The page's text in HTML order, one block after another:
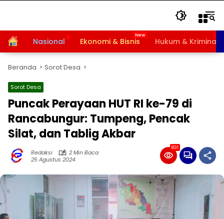
HomeNasional Ekonomi & Bisnis Hukum & Kriminal
Beranda Sorot Desa
Sorot Desa
Puncak Perayaan HUT RI ke-79 di
Rancabungur: Tumpeng, Pencak
Silat, dan Tablig Akbar
Redaksi
2 Min Baca
25 Agustus 2024
831